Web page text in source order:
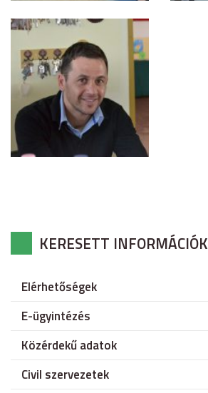
KERESETT INFORMÁCIÓK
Elérhetőségek
E-ügyintézés
Közérdekű adatok
Civil szervezetek